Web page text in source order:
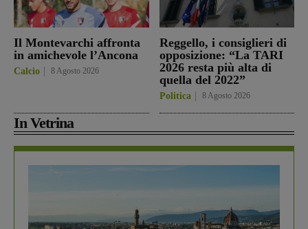
Il Montevarchi affronta
in amichevole l’Ancona
Calcio 8 Agosto 2026
Reggello, i consiglieri di
opposizione: “La TARI
2026 resta più alta di
quella del 2022”
Politica 8 Agosto 2026
In Vetrina